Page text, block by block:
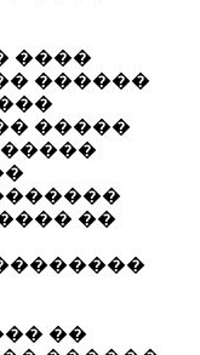
����
������
�����
��
��